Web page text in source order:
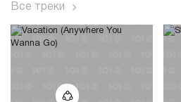
Все треки